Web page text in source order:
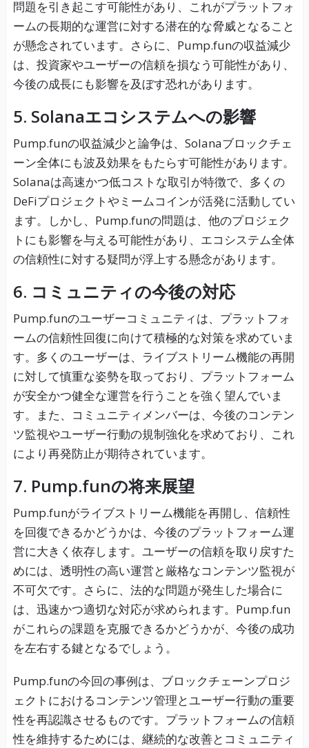
問題を引き起こす可能性があり、これがプラットフォ
ームの長期的な運営に対する潜在的な脅威となること
が懸念されています。さらに、Pump.funの収益減少
は、投資家やユーザーの信頼を損なう可能性があり、
今後の成長にも影響を及ぼす恐れがあります。
5. Solanaエコシステムへの影響
Pump.funの収益減少と論争は、Solanaブロックチェ
ーン全体にも波及効果をもたらす可能性があります。
Solanaは高速かつ低コストな取引が特徴で、多くの
DeFiプロジェクトやミームコインが活発に活動してい
ます。しかし、Pump.funの問題は、他のプロジェク
トにも影響を与える可能性があり、エコシステム全体
の信頼性に対する疑問が浮上する懸念があります。
6. コミュニティの今後の対応
Pump.funのユーザーコミュニティは、プラットフォ
ームの信頼性回復に向けて積極的な対策を求めていま
す。多くのユーザーは、ライブストリーム機能の再開
に対して慎重な姿勢を取っており、プラットフォーム
が安全かつ健全な運営を行うことを強く望んでいま
す。また、コミュニティメンバーは、今後のコンテン
ツ監視やユーザー行動の規制強化を求めており、これ
により再発防止が期待されています。
7. Pump.funの将来展望
Pump.funがライブストリーム機能を再開し、信頼性
を回復できるかどうかは、今後のプラットフォーム運
営に大きく依存します。ユーザーの信頼を取り戻すた
めには、透明性の高い運営と厳格なコンテンツ監視が
不可欠です。さらに、法的な問題が発生した場合に
は、迅速かつ適切な対応が求められます。Pump.fun
がこれらの課題を克服できるかどうかが、今後の成功
を左右する鍵となるでしょう。
Pump.funの今回の事例は、ブロックチェーンプロジ
ェクトにおけるコンテンツ管理とユーザー行動の重要
性を再認識させるものです。プラットフォームの信頼
性を維持するためには、継続的な改善とコミュニティ